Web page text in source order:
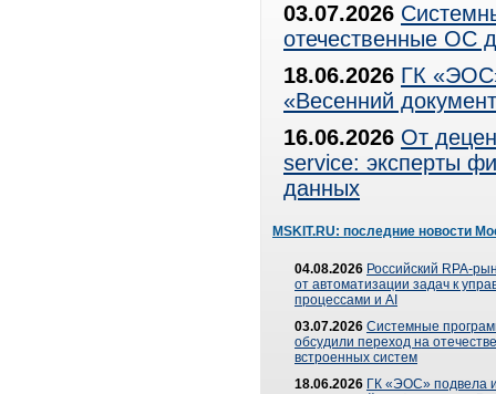
03.07.2026
отечественные ОС
18.06.2026 ГК
«Весенний
16.06.2026 От
service: эксперты
данных
MSKIT.RU: последние новости
04.08.2026 Российский RPA-
от автоматизации задач к
процессами и AI
03.07.2026 Системные
обсудили переход на
встроенных систем
18.06.2026 ГК «ЭОС» подвела